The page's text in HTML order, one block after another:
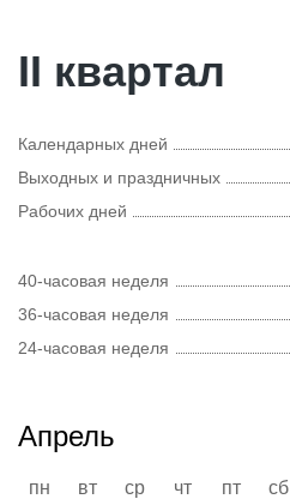
II квартал
Календарных дней
Выходных и праздничных
Рабочих дней
40-часовая неделя
36-часовая неделя
24-часовая неделя
Апрель
пн вт ср чт пт сб